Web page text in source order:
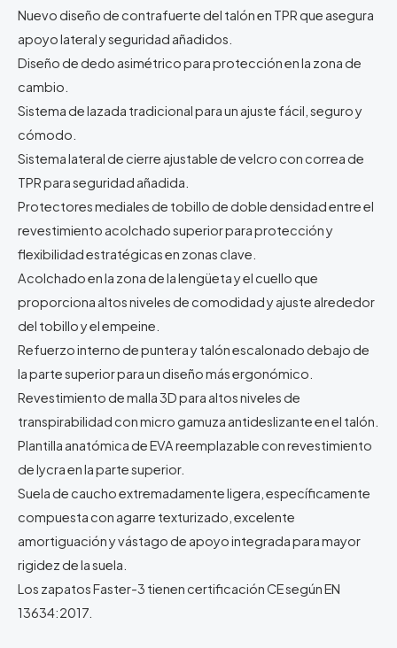
Nuevo diseño de contrafuerte del talón en TPR que asegura
apoyo lateral y seguridad añadidos.
Diseño de dedo asimétrico para protección en la zona de
cambio.
Sistema de lazada tradicional para un ajuste fácil, seguro y
cómodo.
Sistema lateral de cierre ajustable de velcro con correa de
TPR para seguridad añadida.
Protectores mediales de tobillo de doble densidad entre el
revestimiento acolchado superior para protección y
flexibilidad estratégicas en zonas clave.
Acolchado en la zona de la lengüeta y el cuello que
proporciona altos niveles de comodidad y ajuste alrededor
del tobillo y el empeine.
Refuerzo interno de puntera y talón escalonado debajo de
la parte superior para un diseño más ergonómico.
Revestimiento de malla 3D para altos niveles de
transpirabilidad con micro gamuza antideslizante en el talón.
Plantilla anatómica de EVA reemplazable con revestimiento
de lycra en la parte superior.
Suela de caucho extremadamente ligera, específicamente
compuesta con agarre texturizado, excelente
amortiguación y vástago de apoyo integrada para mayor
rigidez de la suela.
Los zapatos Faster-3 tienen certificación CE según EN
13634:2017.